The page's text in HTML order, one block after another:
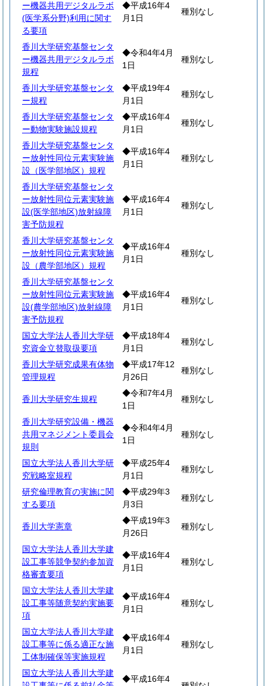
ー機器共用デジタルラボ
(医学系分野)利用に関す
る要項
◆平成16年4
月1日
種別なし
香川大学研究基盤センタ
ー機器共用デジタルラボ
規程
◆令和4年4月
1日
種別なし
香川大学研究基盤センタ
ー規程
◆平成19年4
月1日
種別なし
香川大学研究基盤センタ
ー動物実験施設規程
◆平成16年4
月1日
種別なし
香川大学研究基盤センタ
ー放射性同位元素実験施
設（医学部地区）規程
◆平成16年4
月1日
種別なし
香川大学研究基盤センタ
ー放射性同位元素実験施
設(医学部地区)放射線障
害予防規程
◆平成16年4
月1日
種別なし
香川大学研究基盤センタ
ー放射性同位元素実験施
設（農学部地区）規程
◆平成16年4
月1日
種別なし
香川大学研究基盤センタ
ー放射性同位元素実験施
設(農学部地区)放射線障
害予防規程
◆平成16年4
月1日
種別なし
国立大学法人香川大学研
究資金立替取扱要項
◆平成18年4
月1日
種別なし
香川大学研究成果有体物
管理規程
◆平成17年12
月26日
種別なし
香川大学研究生規程
◆令和7年4月
1日
種別なし
香川大学研究設備・機器
共用マネジメント委員会
規則
◆令和4年4月
1日
種別なし
国立大学法人香川大学研
究戦略室規程
◆平成25年4
月1日
種別なし
研究倫理教育の実施に関
する要項
◆平成29年3
月3日
種別なし
香川大学憲章
◆平成19年3
月26日
種別なし
国立大学法人香川大学建
設工事等競争契約参加資
格審査要項
◆平成16年4
月1日
種別なし
国立大学法人香川大学建
設工事等随意契約実施要
項
◆平成16年4
月1日
種別なし
国立大学法人香川大学建
設工事等に係る適正な施
工体制確保等実施規程
◆平成16年4
月1日
種別なし
国立大学法人香川大学建
◆平成16年4